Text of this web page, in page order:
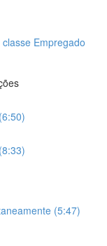
Empregado
(5:47)